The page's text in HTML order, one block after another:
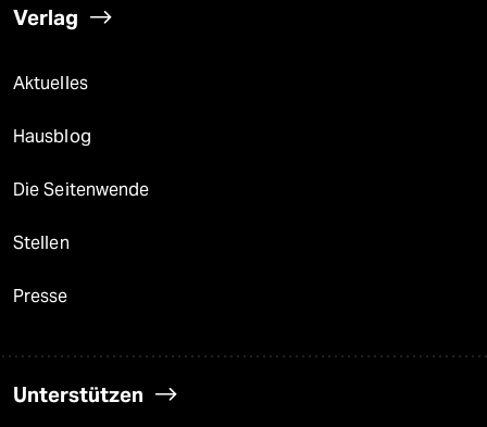
Verlag
Aktuelles
Hausblog
Die Seitenwende
Stellen
Presse
Unterstützen